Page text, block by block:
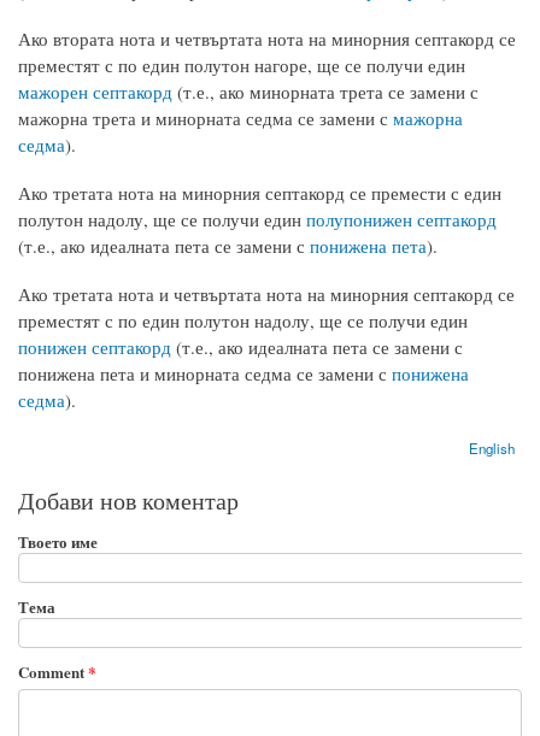
Ако втората нота и четвъртата нота на минорния септакорд се
преместят с по един полутон нагоре, ще се получи един
мажорен септакорд (т.е., ако минорната трета се замени с
мажорна трета и минорната седма се замени с мажорна
седма).
Ако третата нота на минорния септакорд се премести с един
полутон надолу, ще се получи един полупонижен септакорд
(т.е., ако идеалната пета се замени с понижена пета).
Ако третата нота и четвъртата нота на минорния септакорд се
преместят с по един полутон надолу, ще се получи един
понижен септакорд (т.е., ако идеалната пета се замени с
понижена пета и минорната седма се замени с понижена
седма).
English
Добави нов коментар
Твоето име
Тема
Comment*